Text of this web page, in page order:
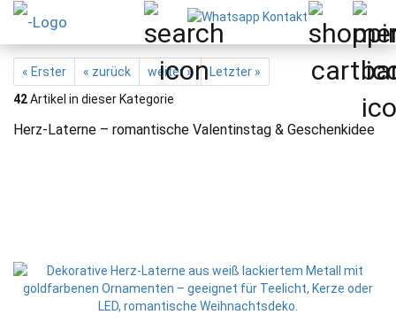
« Erster « zurück weiter »
Letzter »
42Artikel in dieser Kategorie
Herz-Laterne – romantische Valentinstag & Geschenkidee